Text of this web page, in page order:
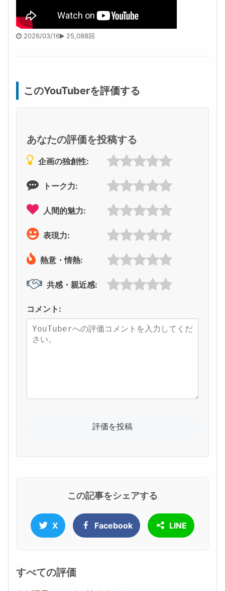
2026/03/16 25,088回
このYouTuberを評価する
あなたの評価を投稿する
企画の独創性:
トーク力:
人間的魅力:
表現力:
熱意・情熱:
共感・親近感:
コメント:
この記事をシェアする
X Facebook LINE
すべての評価